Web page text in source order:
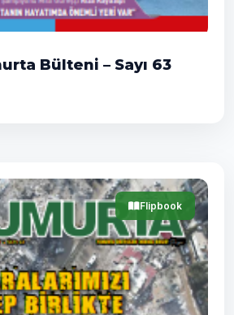
Bülteni – Sayı 63
Flipbook